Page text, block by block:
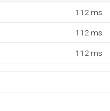
112 ms
112 ms
112 ms